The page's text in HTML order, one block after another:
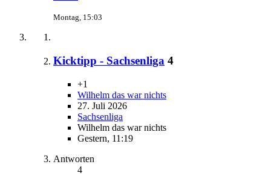
Montag, 15:03
Kicktipp - Sachsenliga 4
+1
Wilhelm das war nichts
27. Juli 2026
Sachsenliga
Wilhelm das war nichts
Gestern, 11:19
Antworten
4